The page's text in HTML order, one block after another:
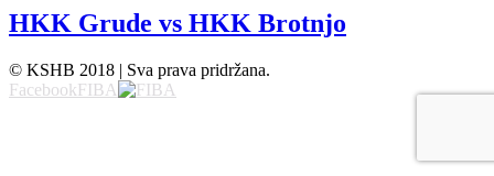
HKK Grude vs HKK Brotnjo
© KSHB 2018 | Sva prava pridržana.
FacebookFIBA